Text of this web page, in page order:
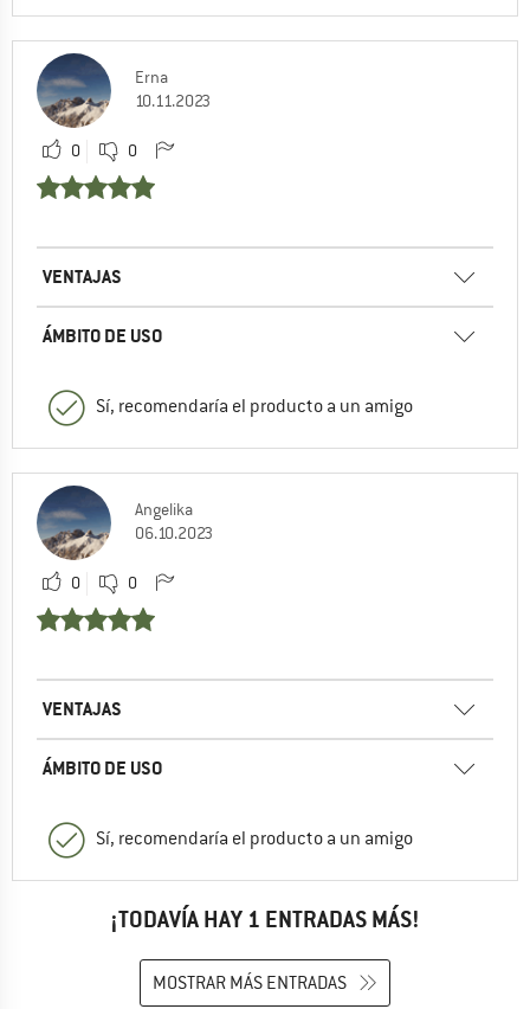
Erna
10.11.2023
0 0
VENTAJAS
ÁMBITO DE USO
Sí, recomendaría el producto a un amigo
Angelika
06.10.2023
0 0
VENTAJAS
ÁMBITO DE USO
Sí, recomendaría el producto a un amigo
¡TODAVÍA HAY 1 ENTRADAS MÁS!
MOSTRAR MÁS ENTRADAS